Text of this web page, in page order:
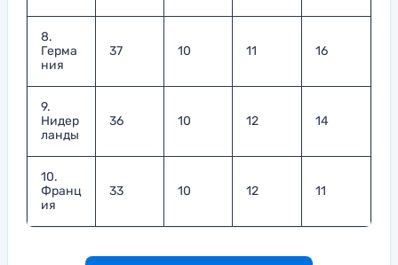
8.
Герма
ния
37 10 11 16
9.
Нидер
ланды
36 10 12 14
10.
Франц
ия
33 10 12 11